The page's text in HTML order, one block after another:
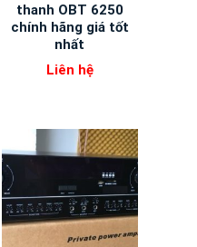
thanh OBT 6250
chính hãng giá tốt
nhất
Liên hệ